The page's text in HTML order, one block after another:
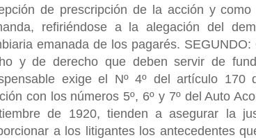
de prescripción de la acción y
refiriéndose a la alegación del
emanada de los pagarés.
y de derecho que deben servir de
exige el Nº 4º del artículo 170
con los números 5º, 6º y 7º del Auto
de 1920, tienden a asegurar la
a los litigantes los antecedentes